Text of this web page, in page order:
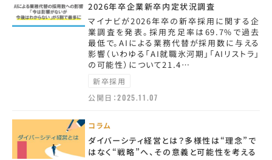
2026年卒企業新卒内定状況調査
マイナビが2026年卒の新卒採用に関する企
業調査を発表。採用充足率は69.7%で過去
最低で。AIによる業務代替が採用数に与える
影響（いわゆる「AI就職氷河期」「AIリストラ」
の可能性）について21.4…
新卒採用
公開日：2025.11.07
コラム
ダイバーシティ経営とは？多様性は“理念”で
はなく“戦略”へ、その意義と可能性を考える